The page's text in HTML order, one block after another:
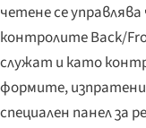
четене се
контролите Back/
служат и като
формите,
специален панел за